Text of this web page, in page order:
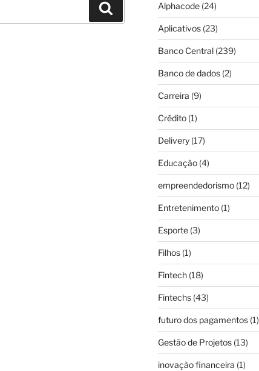
PesquisarAlphacode(24)
Aplicativos(23)
Banco Central(239)
Banco de dados(2)
Carreira (9)
Crédito(1)
Delivery(17)
Educação(4)
empreendedorismo(12)
Entretenimento(1)
Esporte(3)
Filhos(1)
Fintech(18)
Fintechs(43)
futuro dos pagamentos(1)
Gestão de Projetos(13)
inovação financeira (1)